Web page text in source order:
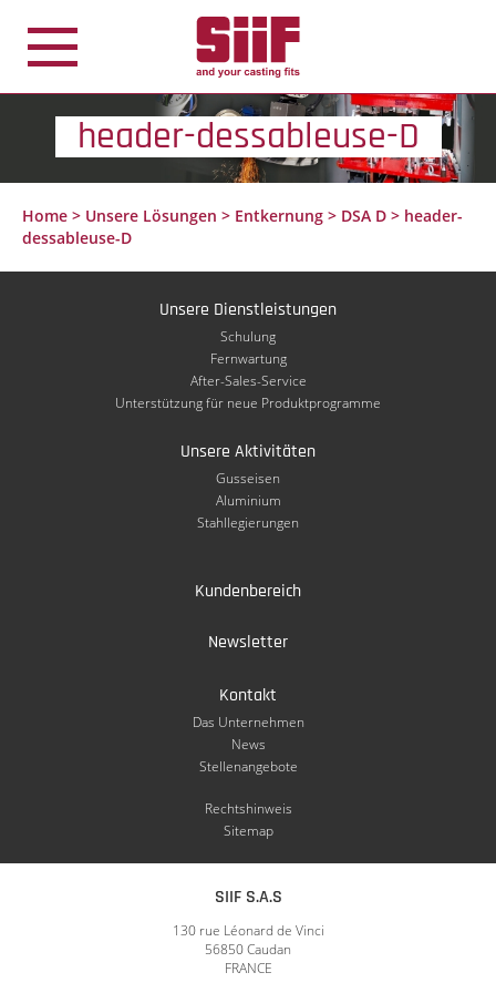
header-dessableuse-D
Home > Unsere Lösungen > Entkernung > DSA D > header-
dessableuse-D
Unsere Dienstleistungen
Schulung
Fernwartung
After-Sales-Service
Unterstützung für neue Produktprogramme
Unsere Aktivitäten
Gusseisen
Aluminium
Stahllegierungen
Kundenbereich
Newsletter
Kontakt
Das Unternehmen
News
Stellenangebote
Rechtshinweis
Sitemap
SIIF S.A.S
130 rue Léonard de Vinci
56850 Caudan
FRANCE